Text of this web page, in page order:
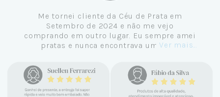
Me tornei cliente da Céu de Prata em
Setembro de 2024 e não me vejo
comprando em outro lugar. Eu sempre amei
pratas e nunca encontrava uma loja
encontrar a Céu. Atendimento
personalizado, verdadeiras jóias prata 925,
mimos e brindes incríveis. Virei cliente fiel
e amo demais as pratas que são lindas, tem
Ver mais...